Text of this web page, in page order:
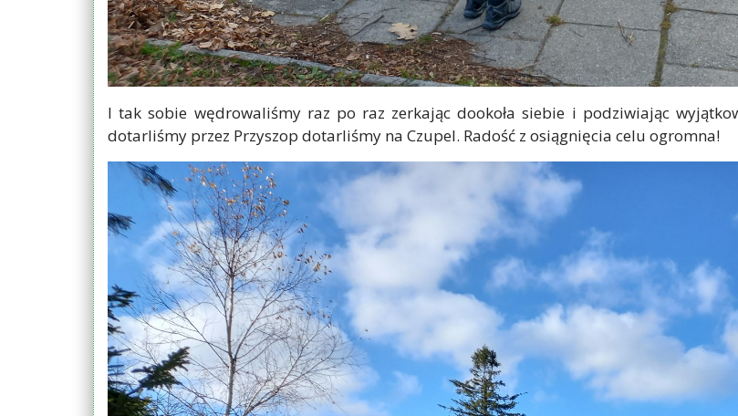
I tak sobie wędrowaliśmy raz po raz zerkając dookoła siebie i podziwiając
dotarliśmy przez Przyszop dotarliśmy na Czupel. Radość z osiągnięcia celu ogromna!